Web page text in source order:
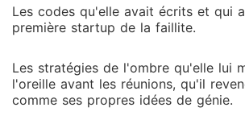
Les codes qu'elle avait écrits et qui
première startup de la faillite.
Les stratégies de l'ombre qu'elle lui
l'oreille avant les réunions, qu'il
comme ses propres idées de génie.